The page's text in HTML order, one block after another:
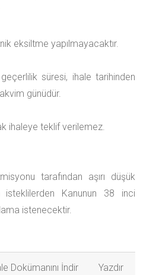
eksiltme yapılmayacaktır.
süresi, ihale tarihinden
günüdür.
ihaleye teklif verilemez.
tarafından aşırı düşük
Kanunun 38 inci
istenecektir.
Dokümanını İndir Yazdır